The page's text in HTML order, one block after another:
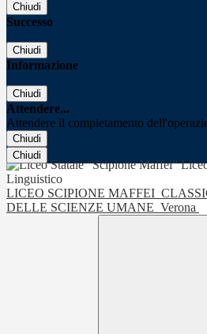
Chiudi
Successo
Chiudi
Informazione
Chiudi
Attendere...
Attendere il completamento
Chiudi
Chiudi
LICEO SCIPIONE MAFFEI
DELLE SCIENZE UMANE Verona